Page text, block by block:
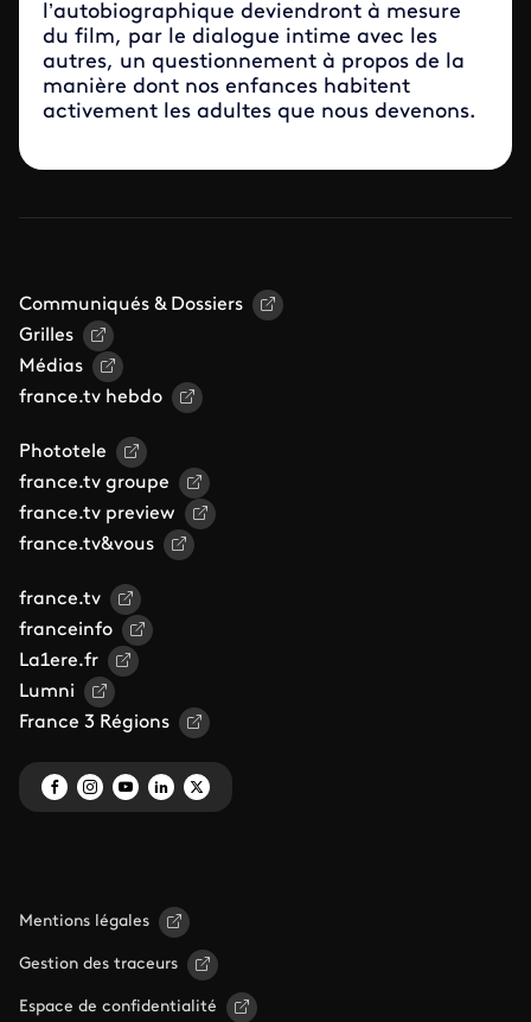
l’autobiographique deviendront à mesure
du film, par le dialogue intime avec les
autres, un questionnement à propos de la
manière dont nos enfances habitent
activement les adultes que nous devenons.
Communiqués & Dossiers
Grilles
Médias
france.tv hebdo
Phototele
france.tv groupe
france.tv preview
france.tv&vous
france.tv
franceinfo
La1ere.fr
Lumni
France 3 Régions
Mentions légales
Gestion des traceurs
Espace de confidentialité